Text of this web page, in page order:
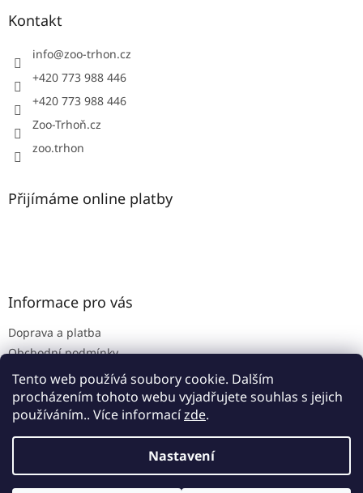
Tento web používá soubory cookie. Dalším
procházením tohoto webu vyjadřujete souhlas s jejich
používáním.. Více informacízde.
Nastavení
Kontakt
info@zoo-trhon.cz
+420 773 988 446
+420 773 988 446
Zoo-Trhoň.cz
zoo.trhon
Přijímáme online platby
Informace pro vás
Doprava a platba
Obchodní podmínky
Podmínky ochrany osobních údajů